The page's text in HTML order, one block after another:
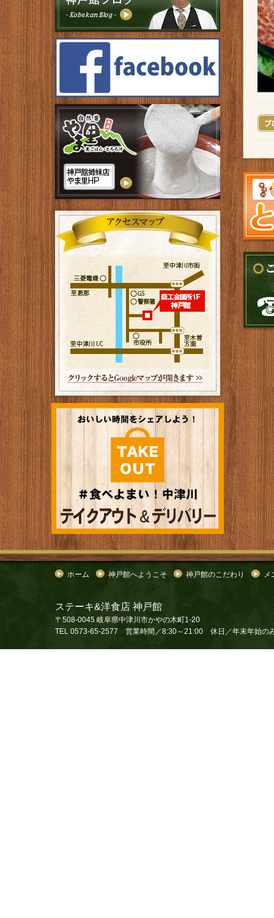
ホーム 神戸館へようこそ 神戸館のこだわり メ
ステーキ&洋食店 神戸館
〒508-0045 岐阜県中津川市かやの木町1-20
TEL 0573-65-2577 営業時間／8:30～21:00 休日／年末年始の